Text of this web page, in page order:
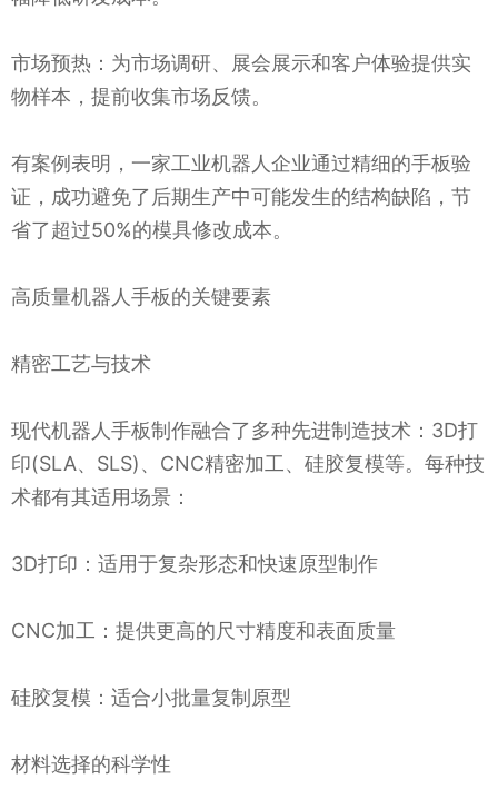
市场预热：为市场调研、展会展示和客户体验提供实
物样本，提前收集市场反馈。
有案例表明，一家工业机器人企业通过精细的手板验
证，成功避免了后期生产中可能发生的结构缺陷，节
省了超过50%的模具修改成本。
高质量机器人手板的关键要素
精密工艺与技术
现代机器人手板制作融合了多种先进制造技术：3D打
印(SLA、SLS)、CNC精密加工、硅胶复模等。每种技
术都有其适用场景：
3D打印：适用于复杂形态和快速原型制作
CNC加工：提供更高的尺寸精度和表面质量
硅胶复模：适合小批量复制原型
材料选择的科学性